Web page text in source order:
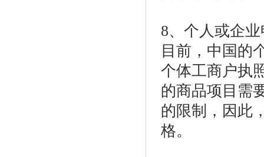
8、个人或企
目前，中国的
个体工商户执
的商品项目需
的限制，因此
格。